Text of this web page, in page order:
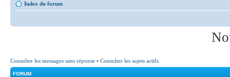
Index du forum
Consulter les messages sans réponse • Consulter les sujets actifs
FORUM